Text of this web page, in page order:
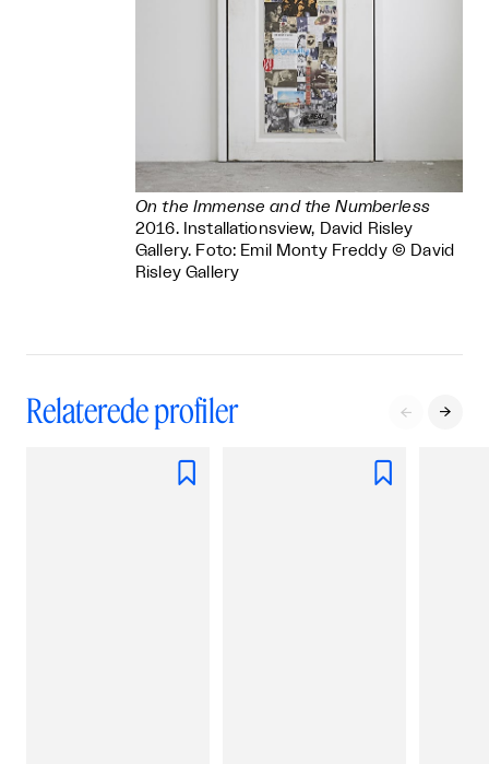
On the Immense and the Numberless
2016. Installationsview, David Risley
Gallery. Foto: Emil Monty Freddy © David
Risley Gallery
Relaterede profiler  
 